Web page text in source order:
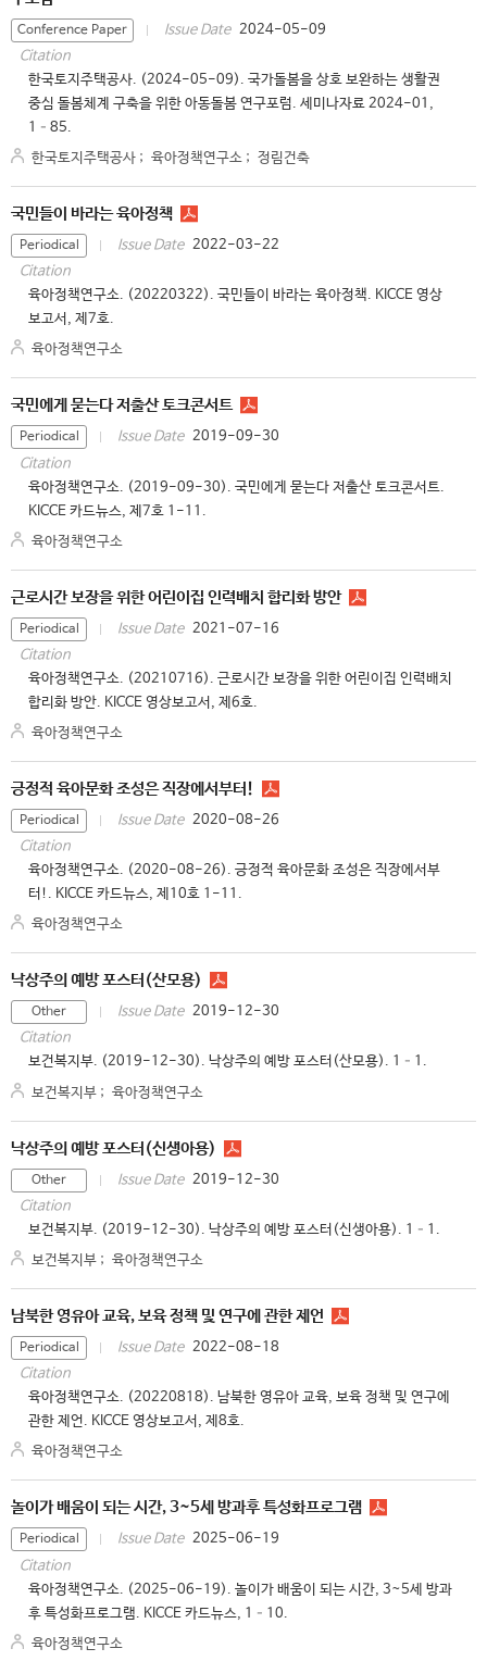
Conference Paper Issue Date 2024-05-09
Citation
한국토지주택공사. (2024-05-09). 국가돌봄을 상호 보완하는 생활권
중심 돌봄체계 구축을 위한 아동돌봄 연구포럼. 세미나자료 2024-01,
1–85.
한국토지주택공사 ; 육아정책연구소 ; 정림건축
국민들이 바라는 육아정책
Periodical Issue Date 2022-03-22
Citation
육아정책연구소. (20220322). 국민들이 바라는 육아정책. KICCE 영상
보고서, 제7호.
육아정책연구소
국민에게 묻는다 저출산 토크콘서트
Periodical Issue Date 2019-09-30
Citation
육아정책연구소. (2019-09-30). 국민에게 묻는다 저출산 토크콘서트.
KICCE 카드뉴스, 제7호 1-11.
육아정책연구소
근로시간 보장을 위한 어린이집 인력배치 합리화 방안
Periodical Issue Date 2021-07-16
Citation
육아정책연구소. (20210716). 근로시간 보장을 위한 어린이집 인력배치
합리화 방안. KICCE 영상보고서, 제6호.
육아정책연구소
긍정적 육아문화 조성은 직장에서부터!
Periodical Issue Date 2020-08-26
Citation
육아정책연구소. (2020-08-26). 긍정적 육아문화 조성은 직장에서부
터!. KICCE 카드뉴스, 제10호 1-11.
육아정책연구소
낙상주의 예방 포스터(산모용)
Other Issue Date 2019-12-30
Citation
보건복지부. (2019-12-30). 낙상주의 예방 포스터(산모용). 1–1.
보건복지부 ; 육아정책연구소
낙상주의 예방 포스터(신생아용)
Other Issue Date 2019-12-30
Citation
보건복지부. (2019-12-30). 낙상주의 예방 포스터(신생아용). 1–1.
보건복지부 ; 육아정책연구소
남북한 영유아 교육, 보육 정책 및 연구에 관한 제언
Periodical Issue Date 2022-08-18
Citation
육아정책연구소. (20220818). 남북한 영유아 교육, 보육 정책 및 연구에
관한 제언. KICCE 영상보고서, 제8호.
육아정책연구소
놀이가 배움이 되는 시간, 3~5세 방과후 특성화프로그램
Periodical Issue Date 2025-06-19
Citation
육아정책연구소. (2025-06-19). 놀이가 배움이 되는 시간, 3~5세 방과
후 특성화프로그램. KICCE 카드뉴스, 1–10.
육아정책연구소